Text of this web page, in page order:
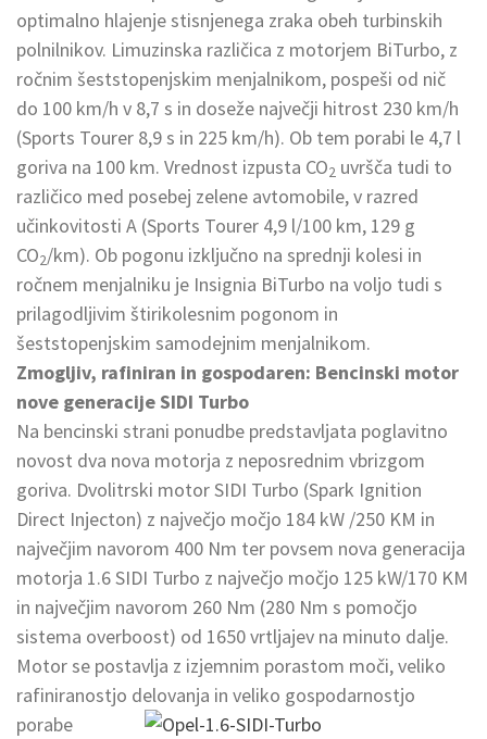
optimalno hlajenje stisnjenega zraka obeh turbinskih
polnilnikov. Limuzinska različica z motorjem BiTurbo, z
ročnim šeststopenjskim menjalnikom, pospeši od nič
do 100 km/h v 8,7 s in doseže največji hitrost 230 km/h
(Sports Tourer 8,9 s in 225 km/h). Ob tem porabi le 4,7 l
goriva na 100 km. Vrednost izpusta CO2 uvršča tudi to
različico med posebej zelene avtomobile, v razred
učinkovitosti A (Sports Tourer 4,9 l/100 km, 129 g
CO2/km). Ob pogonu izključno na sprednji kolesi in
ročnem menjalniku je Insignia BiTurbo na voljo tudi s
prilagodljivim štirikolesnim pogonom in
šeststopenjskim samodejnim menjalnikom.
Zmogljiv, rafiniran in gospodaren: Bencinski motor
nove generacije SIDI Turbo
Na bencinski strani ponudbe predstavljata poglavitno
novost dva nova motorja z neposrednim vbrizgom
goriva. Dvolitrski motor SIDI Turbo (Spark Ignition
Direct Injecton) z največjo močjo 184 kW /250 KM in
največjim navorom 400 Nm ter povsem nova generacija
motorja 1.6 SIDI Turbo z največjo močjo 125 kW/170 KM
in največjim navorom 260 Nm (280 Nm s pomočjo
sistema overboost) od 1650 vrtljajev na minuto dalje.
Motor se postavlja z izjemnim porastom moči, veliko
rafiniranostjo delovanja in veliko gospodarnostjo
porabe